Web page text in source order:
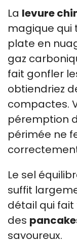
La levure
magique
plate en
gaz
fait gonfler
obtiendriez
compactes.
péremption
périmée ne
Le sel
suffit
détail qui
des
savoureux.